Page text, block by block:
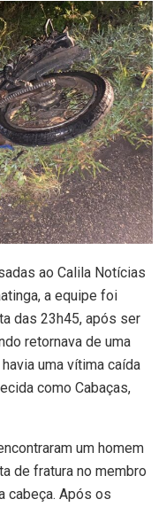
ao Calila Notícias
a equipe foi
das 23h45, após ser
retornava de uma
uma vítima caída
como Cabaças,
um homem
de fratura no membro
cabeça. Após os